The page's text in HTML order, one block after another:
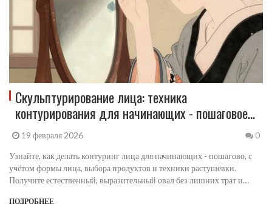
Скульптурирование лица: техника
контурирования для начинающих - пошаговое
руководство
19 февраля 2026 0
Узнайте, как делать контуринг лица для начинающих - пошагово, с
учётом формы лица, выбора продуктов и техники растушёвки.
Получите естественный, выразительный овал без лишних трат и
ПОДРОБНЕЕ